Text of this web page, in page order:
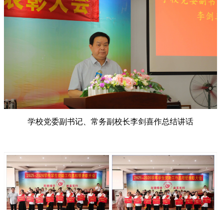
学校党委副书记、常务副校长李剑喜作总结讲话